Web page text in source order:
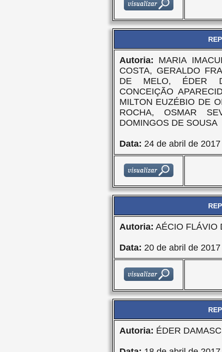
Autoria: MARIA
COSTA, GERALDO
DE MELO, ÉDER
CONCEIÇÃO
MILTON EUZÉBIO DE
ROCHA, OSMAR
DOMINGOS DE SOUSA
Data: 24 de abril de 2017
Autoria: AÉCIO FLÁVIO
Data: 20 de abril de 2017
Autoria: ÉDER